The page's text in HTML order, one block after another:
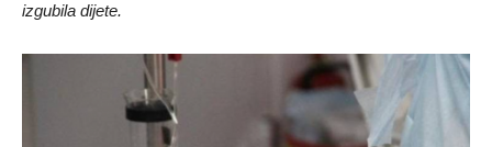
izgubila dijete.